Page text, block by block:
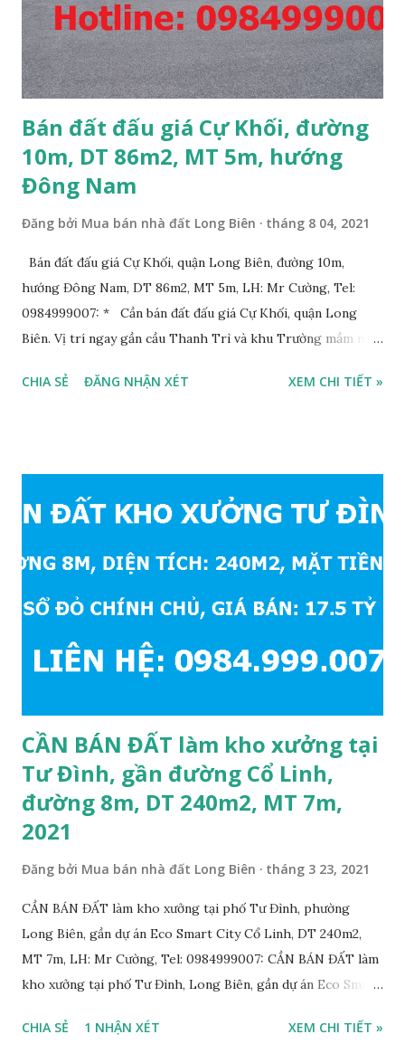
Bán đất đấu giá Cự Khối, đường
10m, DT 86m2, MT 5m, hướng
Đông Nam
Đăng bởi Mua bán nhà đất Long Biên tháng 8 04, 2021
Bán đất đấu giá Cự Khối, quận Long Biên, đường 10m,
hướng Đông Nam, DT 86m2, MT 5m, LH: Mr Cường, Tel:
0984999007: * Cần bán đất đấu giá Cự Khối, quận Long
Biên. Vị trí ngay gần cầu Thanh Trì và khu Trường mầm non,
đấu giá phường Cự Khối, khu đấu giá mới năm 2020, hạ tầng
Khối khoảng 300m. Cách vòng xuyến cuối đường Cổ Linh và
sẽ rất đẹp, lý tưởng để ở, văn phòng, hoặc xây căn hộ cho
10m và vỉa hè rộng 3m, hướng Đông Nam; * Pháp lý: sổ đỏ
chính chủ; * Giá bán: 6.15 tỷ, có thương lượng với khách
thiện chí mua; Liên hệ: Mr Cường, Tel: 0984999007...
CHIA SẺ ĐĂNG NHẬN XÉT XEM CHI TIẾT »
CẦN BÁN ĐẤT làm kho xưởng tại
Tư Đình, gần đường Cổ Linh,
đường 8m, DT 240m2, MT 7m,
2021
Đăng bởi Mua bán nhà đất Long Biên tháng 3 23, 2021
CẦN BÁN ĐẤT làm kho xưởng tại phố Tư Đình, phường
Long Biên, gần dự án Eco Smart City Cổ Linh, DT 240m2,
MT 7m, LH: Mr Cường, Tel: 0984999007: CẦN BÁN ĐẤT làm
kho xưởng tại phố Tư Đình, Long Biên, gần dự án Eco Smart
nằm trên mặt ngõ thông, đường rộng 8m, 2 ô tô tránh nhau;
CHIA SẺ 1 NHẬN XÉT XEM CHI TIẾT »